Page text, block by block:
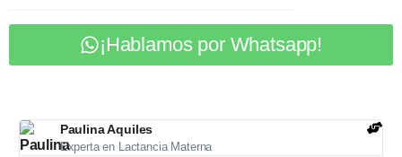
¡Hablamos por Whatsapp!
Paulina Aquiles
Experta en Lactancia Materna